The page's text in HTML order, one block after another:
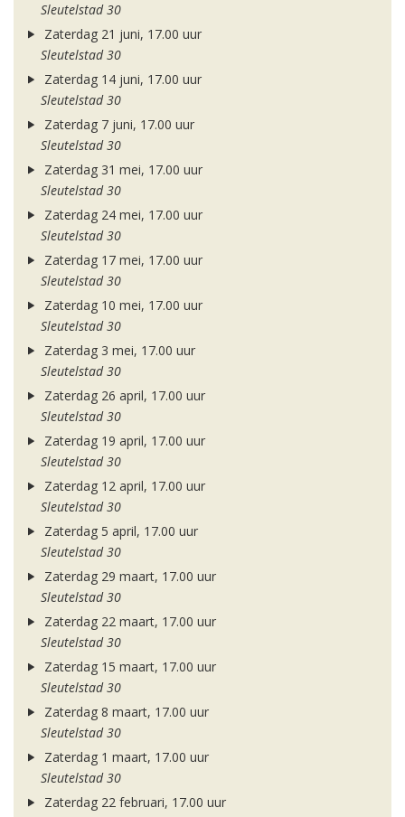
Sleutelstad 30
Zaterdag 21 juni, 17.00 uur
Sleutelstad 30
Zaterdag 14 juni, 17.00 uur
Sleutelstad 30
Zaterdag 7 juni, 17.00 uur
Sleutelstad 30
Zaterdag 31 mei, 17.00 uur
Sleutelstad 30
Zaterdag 24 mei, 17.00 uur
Sleutelstad 30
Zaterdag 17 mei, 17.00 uur
Sleutelstad 30
Zaterdag 10 mei, 17.00 uur
Sleutelstad 30
Zaterdag 3 mei, 17.00 uur
Sleutelstad 30
Zaterdag 26 april, 17.00 uur
Sleutelstad 30
Zaterdag 19 april, 17.00 uur
Sleutelstad 30
Zaterdag 12 april, 17.00 uur
Sleutelstad 30
Zaterdag 5 april, 17.00 uur
Sleutelstad 30
Zaterdag 29 maart, 17.00 uur
Sleutelstad 30
Zaterdag 22 maart, 17.00 uur
Sleutelstad 30
Zaterdag 15 maart, 17.00 uur
Sleutelstad 30
Zaterdag 8 maart, 17.00 uur
Sleutelstad 30
Zaterdag 1 maart, 17.00 uur
Sleutelstad 30
Zaterdag 22 februari, 17.00 uur